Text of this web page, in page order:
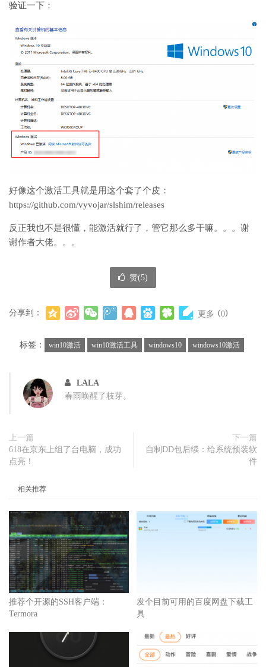
验证一下：
好像这个激活工具就是用这个套了个皮：
https://github.com/vyvojar/slshim/releases
反正我也不是很懂，能激活就行了，管它那么多干嘛。。。谢
谢作者大佬。。。
赞(5)
分享到： 更多 (0)
标签： win10激活 win10激活工具 windows10 windows10激活
LALA
春雨唤醒了枝芽。
上一篇
618在京东上组了台电脑，成功
点亮！
下一篇
自制DD包后续：给系统预装软
件
相关推荐
推荐个开源的SSH客户端：
Termora
发个目前可用的百度网盘下载工
具